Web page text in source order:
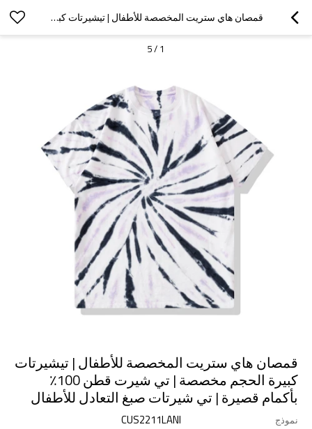
قمصان هاي ستريت المخصصة للأطفال | تيشيرتات كبيرة الحجم مخصصة | تي شيرت قطن 100٪ بأكمام قصيرة | تي شيرتات صبغ التعادل للأطفال
1
/
5
قمصان هاي ستريت المخصصة للأطفال | تيشيرتات
كبيرة الحجم مخصصة | تي شيرت قطن 100٪
بأكمام قصيرة | تي شيرتات صبغ التعادل للأطفال
نموذج CUS2211LANI